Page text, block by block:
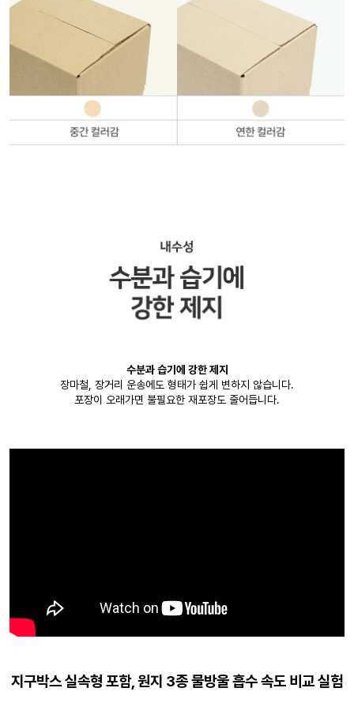
수분과 습기에 강한 제지
장마철, 장거리 운송에도 형태가 쉽게 변하지 않습니다.
포장이 오래가면 불필요한 재포장도 줄어듭니다.
지구박스 실속형 포함, 원지 3종 물방울 흡수 속도 비교 실험